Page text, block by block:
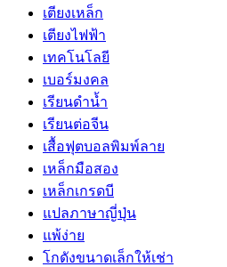
เตียงเหล็ก
เตียงไฟฟ้า
เทคโนโลยี
เบอร์มงคล
เรียนดำน้ำ
เรียนต่อจีน
เสื้อฟุตบอลพิมพ์ลาย
เหล็กมือสอง
เหล็กเกรดบี
แปลภาษาญี่ปุ่น
แพ้ง่าย
โกดังขนาดเล็กให้เช่า